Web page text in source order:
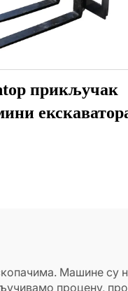
прикључак
Машине су
процену,